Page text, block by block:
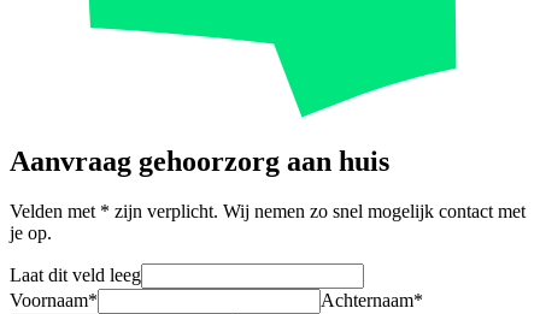
Aanvraag gehoorzorg aan huis
Velden met * zijn verplicht. Wij nemen zo snel mogelijk contact met
je op.
Laat dit veld leeg
Voornaam* Achternaam*